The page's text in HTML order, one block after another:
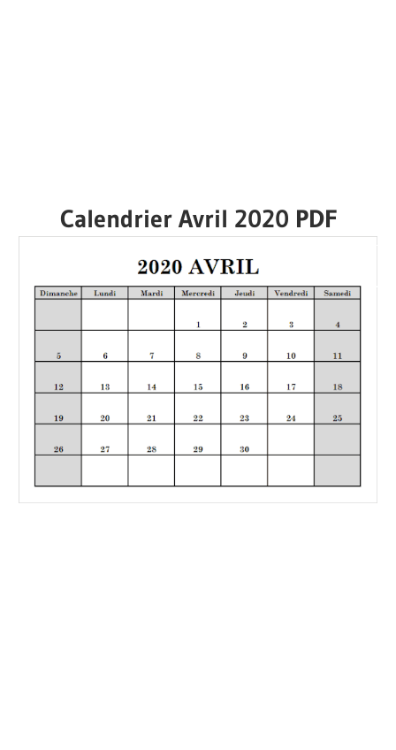
Calendrier Avril 2020 PDF